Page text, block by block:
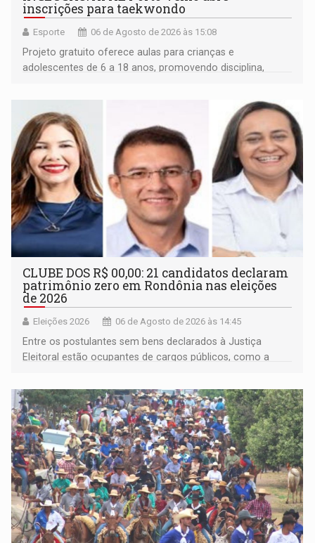
inscrições para taekwondo
Esporte 06 de Agosto de 2026 às 15:08
Projeto gratuito oferece aulas para crianças e
adolescentes de 6 a 18 anos, promovendo disciplina,
CLUBE DOS R$ 00,00: 21 candidatos declaram
patrimônio zero em Rondônia nas eleições
de 2026
Eleições 2026 06 de Agosto de 2026 às 14:45
Entre os postulantes sem bens declarados à Justiça
Eleitoral estão ocupantes de cargos públicos, como a
Pedro Geovar (PP) e a vice-prefeita Magna dos Anjos
(NOVO)